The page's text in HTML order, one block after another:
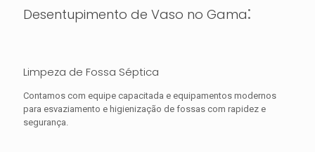
Desentupimento de Vaso no Gama:
Limpeza de Fossa Séptica
Contamos com equipe capacitada e equipamentos modernos
para esvaziamento e higienização de fossas com rapidez e
segurança.